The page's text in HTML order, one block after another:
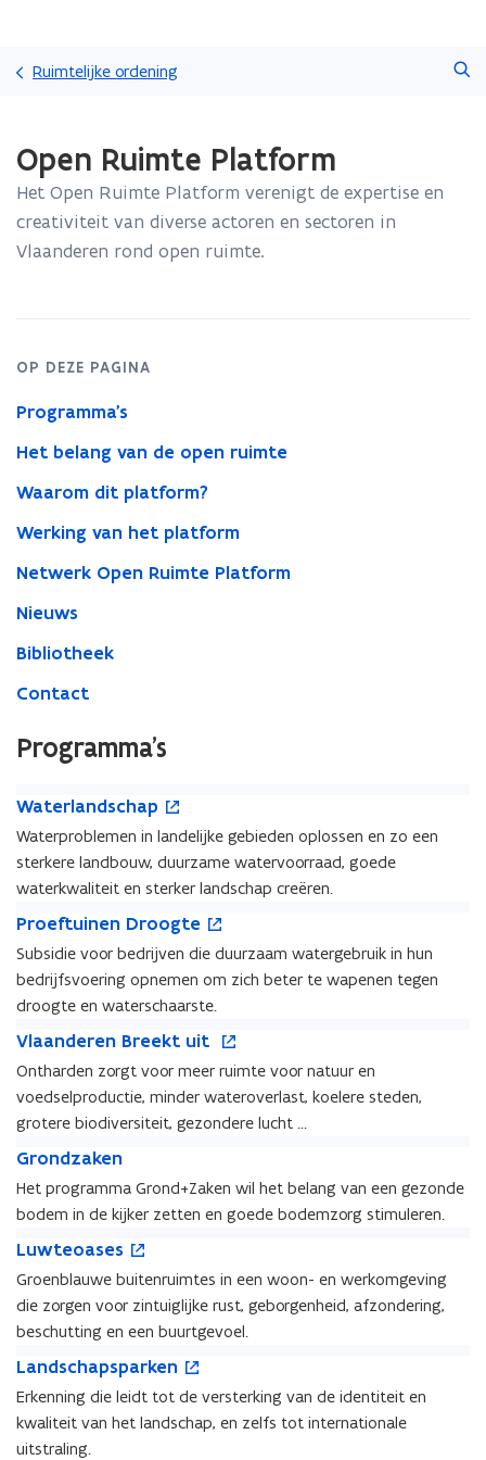
gaan
Ruimtelijke ordening
met
laden.
bevindt
zich
op:
Open Ruimte Platform
Het Open Ruimte Platform verenigt de expertise en
creativiteit van diverse actoren en sectoren in
Vlaanderen rond open ruimte.
OP DEZE PAGINA
Programma's
Het belang van de open ruimte
Waarom dit platform?
Werking van het platform
Netwerk Open Ruimte Platform
Nieuws
Bibliotheek
Contact
Programma's
a
t
e
r
a
n
d
s
h
a
p
p
e
n
t
n
n
i
e
w
v
e
n
s
t
e
r
Waterlandschap
W
a
e
r
l
n
d
s
c
a
p
Waterproblemen in landelijke gebieden oplossen en zo een
sterkere landbouw, duurzame watervoorraad, goede
waterkwaliteit en sterker landschap creëren.
r
o
e
f
u
i
n
e
D
r
o
g
t
e
p
e
n
t
n
n
i
e
w
v
e
s
t
e
r
Proeftuinen Droogte
P
r
o
e
f
t
i
n
e
n
r
o
o
t
e
Subsidie voor bedrijven die duurzaam watergebruik in hun
bedrijfsvoering opnemen om zich beter te wapenen tegen
droogte en waterschaarste.
a
a
n
e
r
e
B
r
e
e
t
u
i
p
e
n
t
n
n
i
u
w
v
e
s
t
e
Vlaanderen Breekt uit
V
l
a
n
d
r
e
n
r
e
e
k
u
i
t
Ontharden zorgt voor meer ruimte voor natuur en
voedselproductie, minder wateroverlast, koelere steden,
grotere biodiversiteit, gezondere lucht …
r
o
n
z
a
k
e
Grondzaken
G
r
o
n
d
z
a
k
e
n
Het programma Grond+Zaken wil het belang van een gezonde
bodem in de kijker zetten en goede bodemzorg stimuleren.
u
w
t
e
a
s
e
s
p
e
n
t
n
n
i
e
Luwteoases
L
u
w
t
e
o
s
e
s
Groenblauwe buitenruimtes in een woon- en werkomgeving
die zorgen voor zintuiglijke rust, geborgenheid, afzondering,
beschutting en een buurtgevoel.
a
n
d
s
p
e
n
t
Landschapsparken
L
a
n
d
Erkenning die leidt tot de versterking van de identiteit en
kwaliteit van het landschap, en zelfs tot internationale
uitstraling.